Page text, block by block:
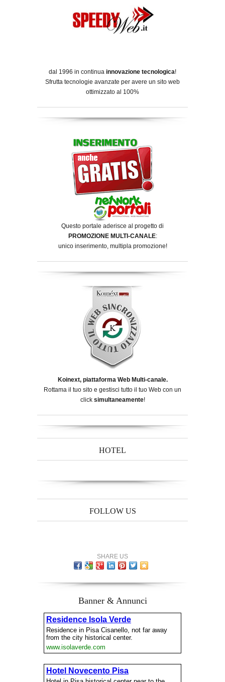
dal 1996 in continua innovazione tecnologica!
Sfrutta tecnologie avanzate per avere un sito web
ottimizzato al 100%
Questo portale aderisce al progetto di
PROMOZIONE MULTI-CANALE:
unico inserimento, multipla promozione!
Koinext, piattaforma Web Multi-canale.
Rottama il tuo sito e gestisci tutto il tuo Web con un
click simultaneamente!
HOTEL
FOLLOW US
SHARE US
Banner & Annunci